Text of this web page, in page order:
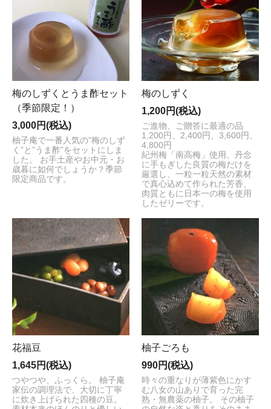
梅のしずくとうま酢セット
（季節限定！）
3,000円(税込)
柚子庵で一番人気の”梅のしず
く”と”うま酢”をセットにしま
した。 お手土産やお中元・お
歳暮に如何でしょうか？季節
限定商品です。
梅のしずく
1,200円(税込)
ご進物、ご贈答に最適の品
1,200円、2,400円、3,600円、
4,800円
紀州梅「南高梅」使用、丹念
に手もぎした良質の梅だけを
厳選し、一粒一粒天然の素材
で真心込めて作られた芳香、
肉質ともに日本一の梅を使用
したゼリーです。
花福豆
1,645円(税込)
つやつや、ふっくら。 柚子庵
家伝の調理法で、大切に丁寧
に炊き上げられた四種の豆。
柚子ごろも
990円(税込)
時々の重なりが薄紫色にかす
む八女の山ありで育った完
熟・無農薬の柚子。 その柚子